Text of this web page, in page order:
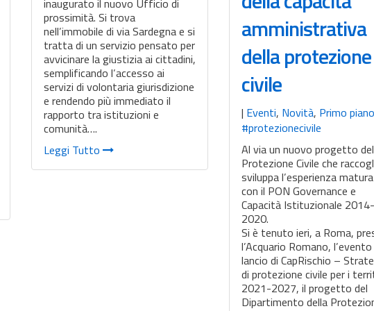
prossimità. Si trova
nell’immobile di via Sardegna e si
tratta di un servizio pensato per
avvicinare la giustizia ai cittadini,
semplificando l’accesso ai
servizi di volontaria giurisdizione
e rendendo più immediato il
rapporto tra istituzioni e
comunità….
Leggi Tutto
amministrativa
della protezione
civile
| Eventi, Novità, Primo piano
#protezionecivile
Al via un nuovo progetto
Protezione Civile che
sviluppa l’esperienza
con il PON Governance e
Capacità Istituzionale 2014-
2020.
Si è tenuto ieri, a Roma,
l’Acquario Romano,
lancio di CapRischio –
di protezione civile per i
2021-2027, il progetto del
Dipartimento della